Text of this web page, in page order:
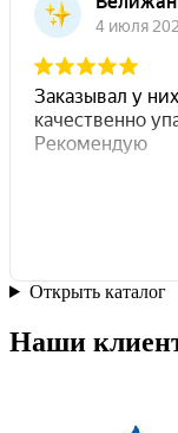
Открыть каталог
Наши